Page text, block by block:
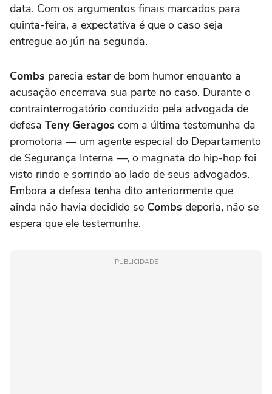
data. Com os argumentos finais marcados para
quinta-feira, a expectativa é que o caso seja
entregue ao júri na segunda.
Combs parecia estar de bom humor enquanto a
acusação encerrava sua parte no caso. Durante o
contrainterrogatório conduzido pela advogada de
defesa Teny Geragos com a última testemunha da
promotoria — um agente especial do Departamento
de Segurança Interna —, o magnata do hip-hop foi
visto rindo e sorrindo ao lado de seus advogados.
Embora a defesa tenha dito anteriormente que
ainda não havia decidido se Combs deporia, não se
espera que ele testemunhe.
PUBLICIDADE